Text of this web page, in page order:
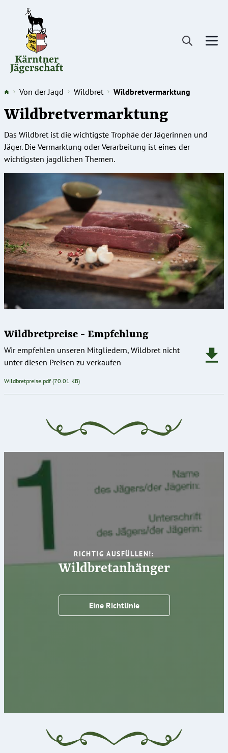
Von der Jagd Wildbret Wildbretvermarktung
Wildbretvermarktung
Das Wildbret ist die wichtigste Trophäe der Jägerinnen und
Jäger. Die Vermarktung oder Verarbeitung ist eines der
wichtigsten jagdlichen Themen.
Wildbretpreise - Empfehlung
Wir empfehlen unseren Mitgliedern, Wildbret nicht
unter diesen Preisen zu verkaufen
Dokument
Wildbretpreise.pdf (70.01 KB)
RICHTIG AUSFÜLLEN!:
Wildbretanhänger
Eine Richtlinie